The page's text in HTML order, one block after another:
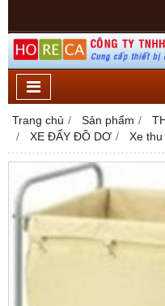
Trang chủ Sản phẩm
XE ĐẨY ĐỒ DƠ
Xe thu